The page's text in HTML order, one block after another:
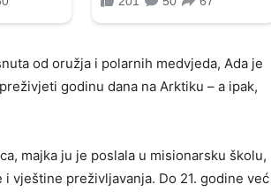
od oružja i polarnih medvjeda, Ada je
godinu dana na Arktiku – a ipak,
majka ju je poslala u misionarsku školu,
vještine preživljavanja. Do 21. godine